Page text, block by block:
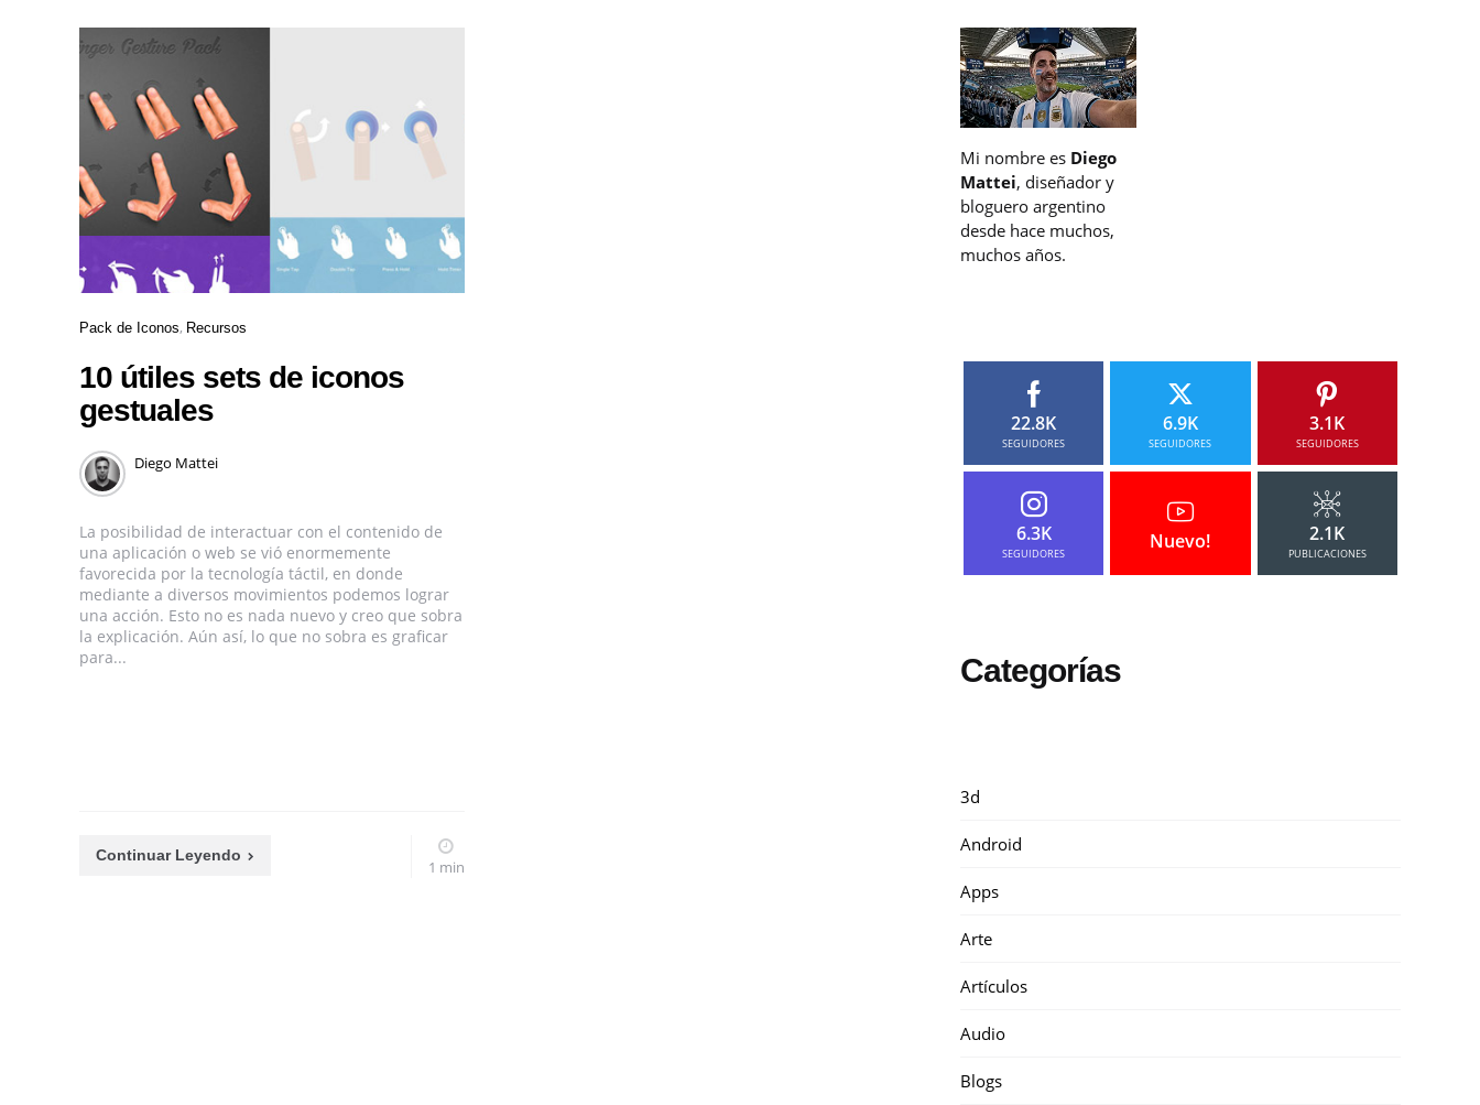
Pack de Iconos Recursos
10 útiles sets de iconos
gestuales
Diego Mattei
La posibilidad de interactuar con el contenido de
una aplicación o web se vió enormemente
favorecida por la tecnología táctil, en donde
mediante a diversos movimientos podemos lograr
una acción. Esto no es nada nuevo y creo que sobra
la explicación. Aún así, lo que no sobra es graficar
para...
Continuar Leyendo
1 min
Mi nombre es Diego
Mattei, diseñador y
bloguero argentino
desde hace muchos,
muchos años.
22.8K
SEGUIDORES
6.9K
SEGUIDORES
3.1K
SEGUIDORES
6.3K
SEGUIDORES
Nuevo! 2.1K
PUBLICACIONES
Categorías
3d
Android
Apps
Arte
Artículos
Audio
Blogs